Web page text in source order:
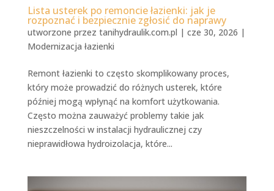
Lista usterek po remoncie łazienki: jak je
rozpoznać i bezpiecznie zgłosić do naprawy
utworzone przez tanihydraulik.com.pl | cze 30, 2026 |
Modernizacja łazienki
Remont łazienki to często skomplikowany proces,
który może prowadzić do różnych usterek, które
później mogą wpłynąć na komfort użytkowania.
Często można zauważyć problemy takie jak
nieszczelności w instalacji hydraulicznej czy
nieprawidłowa hydroizolacja, które...